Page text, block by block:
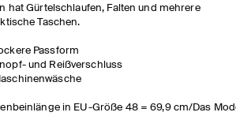
hat Gürtelschlaufen, Falten und mehrere
Taschen.
Passform
und Reißverschluss
in EU-Größe 48 = 69,9 cm/Das